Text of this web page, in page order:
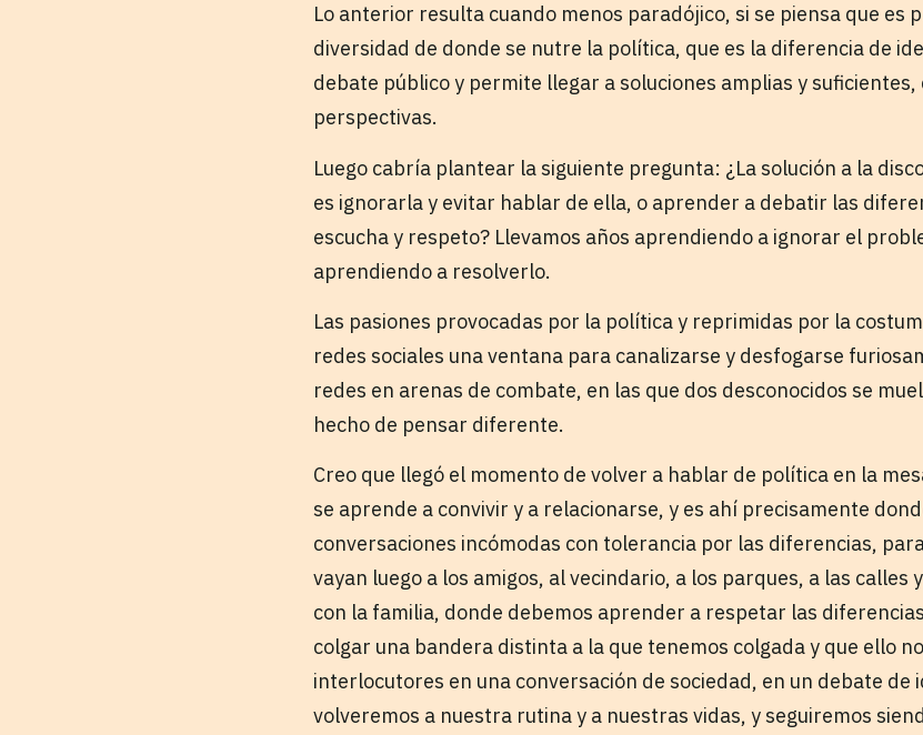
Lo anterior resulta cuando menos paradójico, si se piensa que es
diversidad de donde se nutre la política, que es la diferencia de
debate público y permite llegar a soluciones amplias y
perspectivas.
Luego cabría plantear la siguiente pregunta: ¿La solución a la
es ignorarla y evitar hablar de ella, o aprender a debatir las
escucha y respeto? Llevamos años aprendiendo a ignorar el
aprendiendo a resolverlo.
Las pasiones provocadas por la política y reprimidas por la
redes sociales una ventana para canalizarse y desfogarse
redes en arenas de combate, en las que dos desconocidos se
hecho de pensar diferente.
Creo que llegó el momento de volver a hablar de política en la
se aprende a convivir y a relacionarse, y es ahí precisamente
conversaciones incómodas con tolerancia por las diferencias,
vayan luego a los amigos, al vecindario, a los parques, a las calles
con la familia, donde debemos aprender a respetar las
colgar una bandera distinta a la que tenemos colgada y que ello
interlocutores en una conversación de sociedad, en un debate de
volveremos a nuestra rutina y a nuestras vidas, y seguiremos